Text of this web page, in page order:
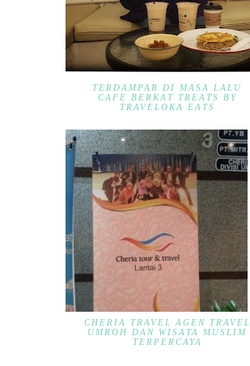
TERDAMPAR DI MASA LALU
CAFE BERKAT TREATS BY
TRAVELOKA EATS
CHERIA TRAVEL AGEN TRAVEL
UMROH DAN WISATA MUSLIM
TERPERCAYA